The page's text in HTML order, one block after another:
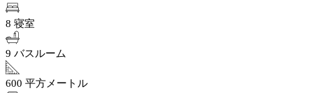
8 寝室
9 バスルーム
600 平方メートル